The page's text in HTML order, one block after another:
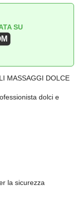
SU
MASSAGGI DOLCE
dolci e
la sicurezza